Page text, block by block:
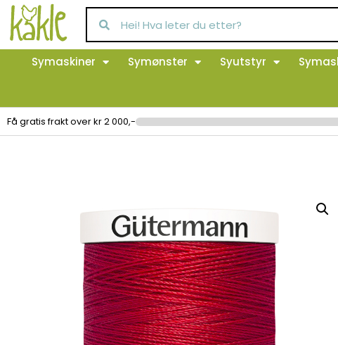
Symaskiner Symønster Syutstyr
Få gratis frakt over kr 2 000,-